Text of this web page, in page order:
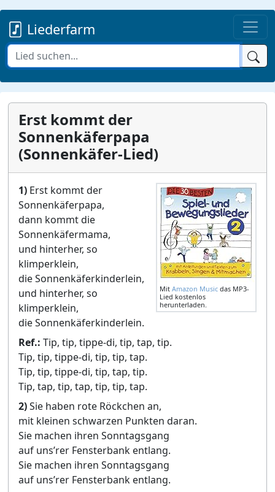
Liederfarm
Erst kommt der
Sonnenkäferpapa
(Sonnenkäfer-Lied)
Mit Amazon Music das MP3-
Lied kostenlos
herunterladen.
1) Erst kommt der
Sonnenkäferpapa,
dann kommt die
Sonnenkäfermama,
und hinterher, so
klimperklein,
die Sonnenkäferkinderlein,
und hinterher, so
klimperklein,
die Sonnenkäferkinderlein.
Ref.: Tip, tip, tippe-di, tip, tap, tip.
Tip, tip, tippe-di, tip, tip, tap.
Tip, tip, tippe-di, tip, tap, tip.
Tip, tap, tip, tap, tip, tip, tap.
2)Sie haben rote Röckchen an,
mit kleinen schwarzen Punkten daran.
Sie machen ihren Sonntagsgang
auf uns’rer Fensterbank entlang.
Sie machen ihren Sonntagsgang
auf uns’rer Fensterbank entlang.